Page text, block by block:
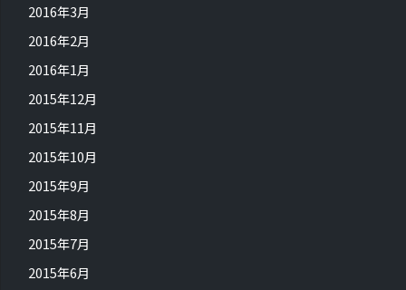
2016年3月
2016年2月
2016年1月
2015年12月
2015年11月
2015年10月
2015年9月
2015年8月
2015年7月
2015年6月